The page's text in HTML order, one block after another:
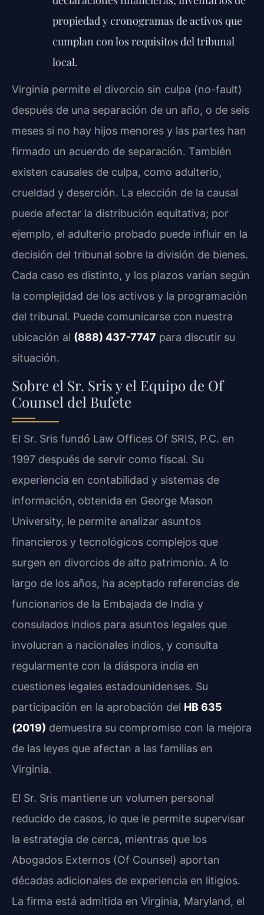
propiedad y cronogramas de activos que
cumplan con los requisitos del tribunal
local.
Virginia permite el divorcio sin culpa (no-fault)
después de una separación de un año, o de seis
meses si no hay hijos menores y las partes han
firmado un acuerdo de separación. También
existen causales de culpa, como adulterio,
crueldad y deserción. La elección de la causal
puede afectar la distribución equitativa; por
ejemplo, el adulterio probado puede influir en la
decisión del tribunal sobre la división de bienes.
Cada caso es distinto, y los plazos varían según
la complejidad de los activos y la programación
del tribunal. Puede comunicarse con nuestra
ubicación al (888) 437-7747 para discutir su
situación.
Sobre el Sr. Sris y el Equipo de Of
Counsel del Bufete
El Sr. Sris fundó Law Offices Of SRIS, P.C. en
1997 después de servir como fiscal. Su
experiencia en contabilidad y sistemas de
información, obtenida en George Mason
University, le permite analizar asuntos
financieros y tecnológicos complejos que
surgen en divorcios de alto patrimonio. A lo
largo de los años, ha aceptado referencias de
funcionarios de la Embajada de India y
consulados indios para asuntos legales que
involucran a nacionales indios, y consulta
regularmente con la diáspora india en
cuestiones legales estadounidenses. Su
participación en la aprobación del HB 635
(2019) demuestra su compromiso con la mejora
de las leyes que afectan a las familias en
Virginia.
El Sr. Sris mantiene un volumen personal
reducido de casos, lo que le permite supervisar
la estrategia de cerca, mientras que los
Abogados Externos (Of Counsel) aportan
décadas adicionales de experiencia en litigios.
La firma está admitida en Virginia, Maryland, el